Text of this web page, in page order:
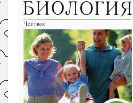
Психология
Летом!
Поиск